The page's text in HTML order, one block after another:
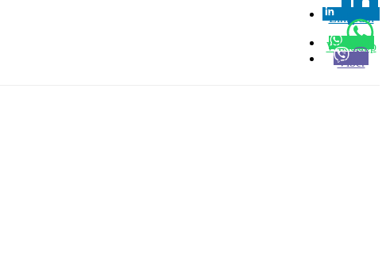
Linkedin
0
Whatsapp
Viber